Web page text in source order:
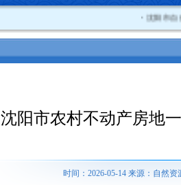
沈阳市自
沈阳市农村不动产房地
时间：2026-05-14 来源：自然